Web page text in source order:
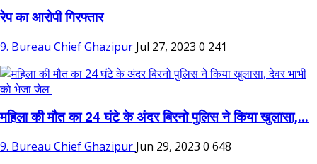
रेप का आरोपी गिरफ्तार
9. Bureau Chief Ghazipur Jul 27, 2023 0 241
महिला की मौत का 24 घंटे के अंदर बिरनो पुलिस ने किया खुलासा,...
9. Bureau Chief Ghazipur Jun 29, 2023 0 648